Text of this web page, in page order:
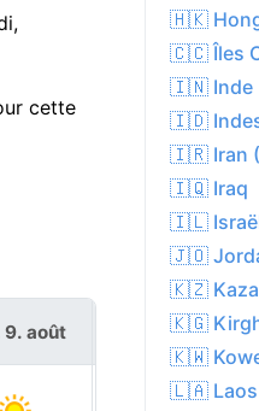
cette
9. août lun. 10. août
🇭🇰
🇨🇨 Îles
🇮🇳 Inde
🇮🇩 Indes
🇮🇷 Iran
🇮🇶 Iraq
🇮🇱
🇯🇴
🇰🇿
🇰🇬
🇰🇼
🇱🇦 Laos